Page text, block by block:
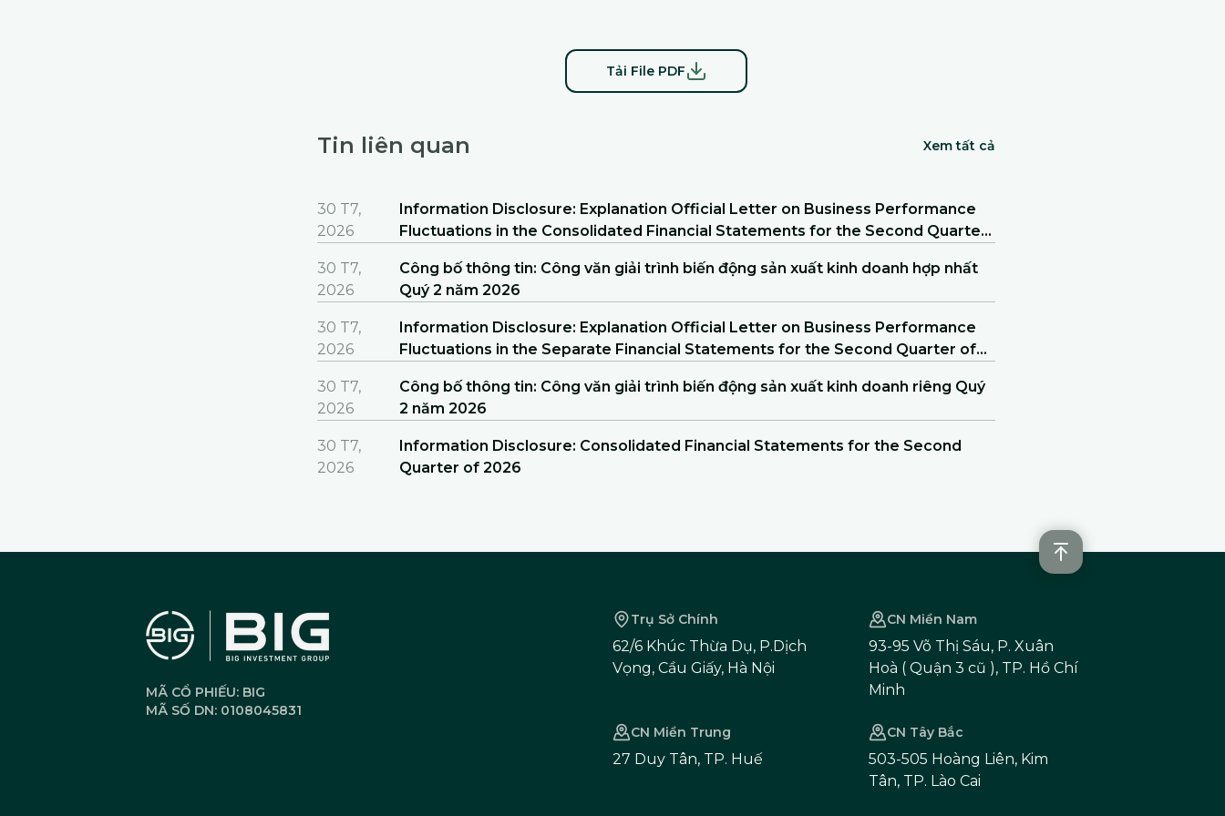
Tải File PDF
Tin liên quan Xem tất cả
30 T7,
2026
Information Disclosure: Explanation Official Letter on Business Performance
Fluctuations in the Consolidated Financial Statements for the Second Quarter
30 T7,
2026
Công bố thông tin: Công văn giải trình biến động sản xuất kinh doanh hợp nhất
Quý 2 năm 2026
30 T7,
2026
Information Disclosure: Explanation Official Letter on Business Performance
Fluctuations in the Separate Financial Statements for the Second Quarter of
30 T7,
2026
Công bố thông tin: Công văn giải trình biến động sản xuất kinh doanh riêng Quý
2 năm 2026
30 T7,
2026
Information Disclosure: Consolidated Financial Statements for the Second
Quarter of 2026
MÃ CỔ PHIẾU: BIG
MÃ SỐ DN: 0108045831
Trụ Sở Chính
62/6 Khúc Thừa Dụ, P.Dịch
Vọng, Cầu Giấy, Hà Nội
CN Miền Nam
93-95 Võ Thị Sáu, P. Xuân
Hoà ( Quận 3 cũ ), TP. Hồ Chí
Minh
CN Miền Trung
27 Duy Tân, TP. Huế
CN Tây Bắc
503-505 Hoàng Liên, Kim
Tân, TP. Lào Cai